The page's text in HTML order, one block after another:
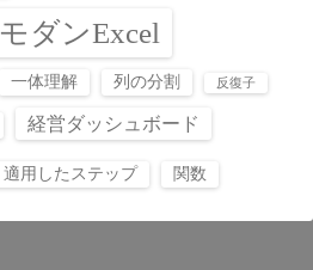
モダンExcel
一体理解 列の分割 反復子
経営ダッシュボード
適用したステップ 関数